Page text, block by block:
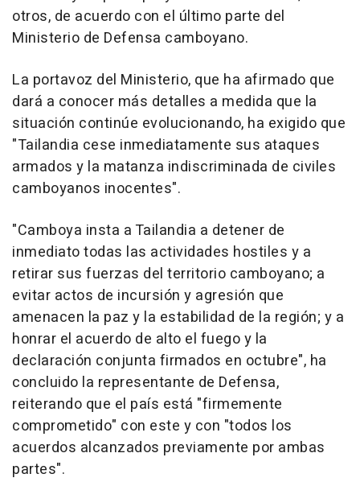
otros, de acuerdo con el último parte del
Ministerio de Defensa camboyano.
La portavoz del Ministerio, que ha afirmado que
dará a conocer más detalles a medida que la
situación continúe evolucionando, ha exigido que
"Tailandia cese inmediatamente sus ataques
armados y la matanza indiscriminada de civiles
camboyanos inocentes".
"Camboya insta a Tailandia a detener de
inmediato todas las actividades hostiles y a
retirar sus fuerzas del territorio camboyano; a
evitar actos de incursión y agresión que
amenacen la paz y la estabilidad de la región; y a
honrar el acuerdo de alto el fuego y la
declaración conjunta firmados en octubre", ha
concluido la representante de Defensa,
reiterando que el país está "firmemente
comprometido" con este y con "todos los
acuerdos alcanzados previamente por ambas
partes".